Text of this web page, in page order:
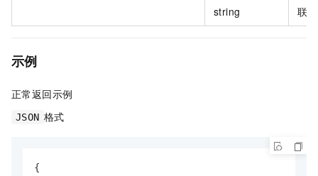
string 联
示例
正常返回示例
JSON 格式
{